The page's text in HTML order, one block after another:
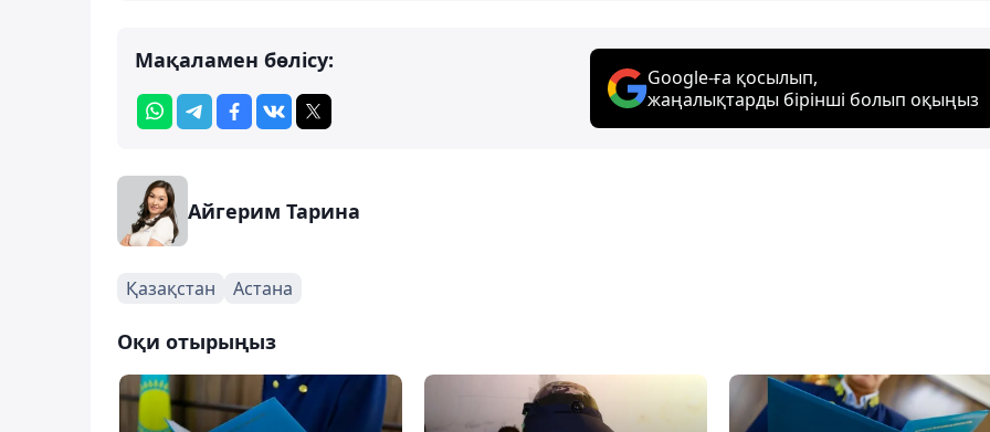
Мақаламен бөлісу:
Google-ға қосылып,
жаңалықтарды бірінші болып оқыңыз
Айгерим Тарина
Қазақстан Астана
Оқи отырыңыз